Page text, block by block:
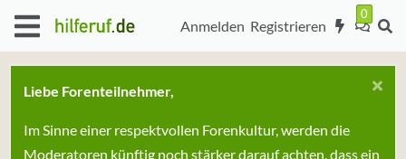
Anmelden Registrieren
Liebe Forenteilnehmer,
Im Sinne einer respektvollen Forenkultur, werden die
Moderatoren künftig noch stärker darauf achten, dass ein